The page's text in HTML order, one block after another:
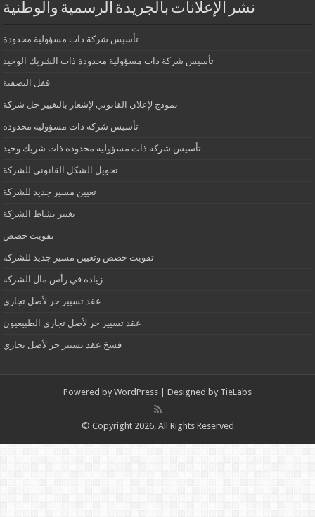
نشر الإعلانات بالجريدة الرسمية والوطنية
تأسيس شركة ذات مسؤولية محدودة
تأسيس شركة ذات مسؤولية محدودة ذات الشريك الوحيد
قفل التصفية
نموذج لإعلان القانوني لإشعار بالتغيير حل شركة
تأسيس شركة ذات مسؤولية محدودة
تأسيس شركة ذات مسؤولية محدودة ذات شريك وحيد
تحويل الشكل القانوني للشركة
تعيين مسير جديد للشركة
تغيير نشاط الشركة
تفويت حصص
تفويت حصص وتعيين مسير جديد للشركة
زيادة في رأس مال الشركة
عقد تسيير حر لأصل تجاري
عقد تسيير حر لأصل تجاري الطبيعيون
فسخ عقد تسيير حر لأصل تجاري
Powered by WordPress | Designed by TieLabs
© Copyright 2026, All Rights Reserved